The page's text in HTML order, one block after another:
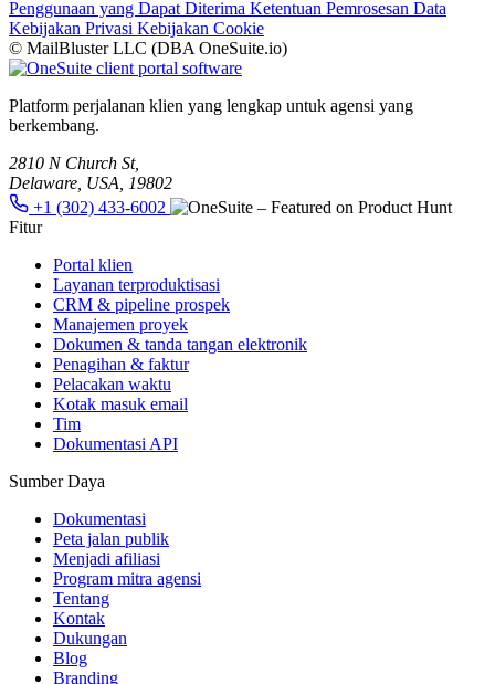
Penggunaan yang Dapat Diterima Ketentuan Pemrosesan Data
Kebijakan Privasi Kebijakan Cookie
© MailBluster LLC (DBA OneSuite.io)
Platform perjalanan klien yang lengkap untuk agensi yang
berkembang.
2810 N Church St,
Delaware, USA, 19802
+1 (302) 433-6002
Fitur
Portal klien
Layanan terproduktisasi
CRM & pipeline prospek
Manajemen proyek
Dokumen & tanda tangan elektronik
Penagihan & faktur
Pelacakan waktu
Kotak masuk email
Tim
Dokumentasi API
Sumber Daya
Dokumentasi
Peta jalan publik
Menjadi afiliasi
Program mitra agensi
Tentang
Kontak
Dukungan
Blog
Branding